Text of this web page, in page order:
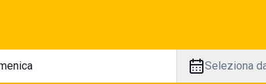
Seleziona